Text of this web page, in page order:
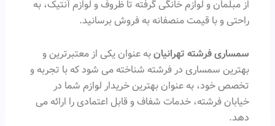
از مبلمان و لوازم خانگی گرفته تا ظروف و لوازم آنتیک، به
راحتی و با قیمت منصفانه به فروش برسانید.
سمساری فرشته تهرانیانبه عنوان یکی از معتبرترین و
بهترین سمساری در فرشته شناخته می شود که با تجربه و
تخصص خود، به عنوان بهترین خریدار لوازم شما در
خیابان فرشته، خدمات شفاف و قابل اعتمادی را ارائه می
دهد.